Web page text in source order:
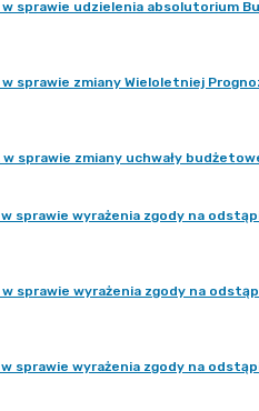
sprawie udzielenia absolutorium
sprawie zmiany Wieloletniej
sprawie zmiany uchwały
sprawie wyrażenia zgody na
sprawie wyrażenia zgody na
sprawie wyrażenia zgody na